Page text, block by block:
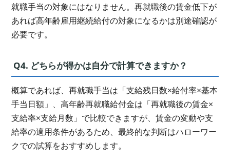
就職手当の対象にはなりません。再就職後の賃金低下が
あれば高年齢雇用継続給付の対象になるかは別途確認が
必要です。
Q4. どちらが得かは自分で計算できますか？
概算であれば、再就職手当は「支給残日数×給付率×基本
手当日額」、高年齢再就職給付金は「再就職後の賃金×
支給率×支給月数」で比較できますが、賃金の変動や支
給率の適用条件があるため、最終的な判断はハローワー
クでの試算をおすすめします。